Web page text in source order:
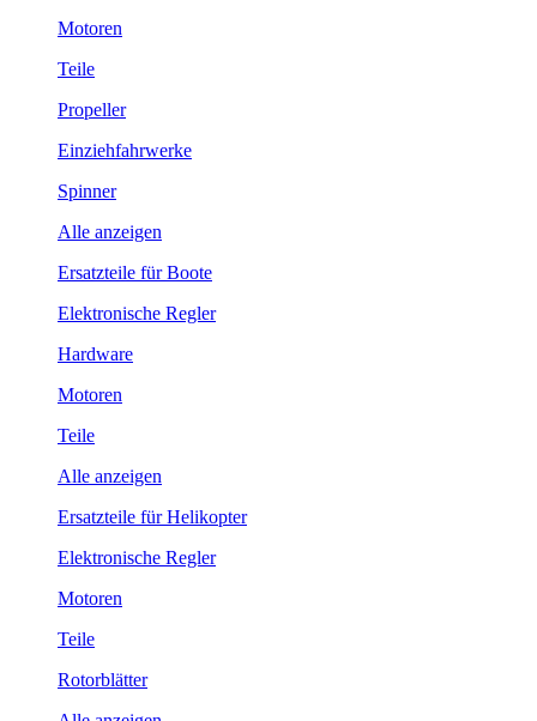
Motoren
Teile
Propeller
Einziehfahrwerke
Spinner
Alle anzeigen
Ersatzteile für Boote
Elektronische Regler
Hardware
Motoren
Teile
Alle anzeigen
Ersatzteile für Helikopter
Elektronische Regler
Motoren
Teile
Rotorblätter